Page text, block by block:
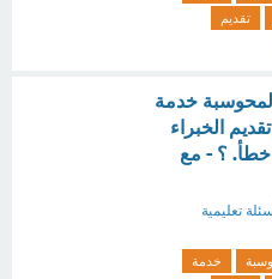
تقديم
خدمة
الخبراء
؟ - مع
أسئلة تعليمية
خدمة